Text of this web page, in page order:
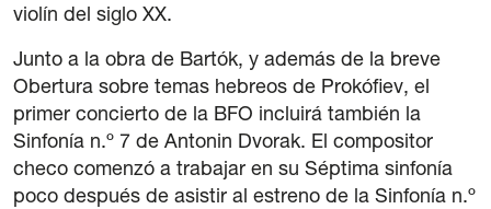
violín del siglo XX.
Junto a la obra de Bartók, y además de la breve
Obertura sobre temas hebreos de Prokófiev, el
primer concierto de la BFO incluirá también la
Sinfonía n.º 7 de Antonin Dvorak. El compositor
checo comenzó a trabajar en su Séptima sinfonía
poco después de asistir al estreno de la Sinfonía n.º